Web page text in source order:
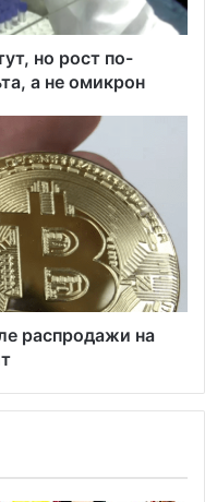
но рост по-
а не омикрон
распродажи на